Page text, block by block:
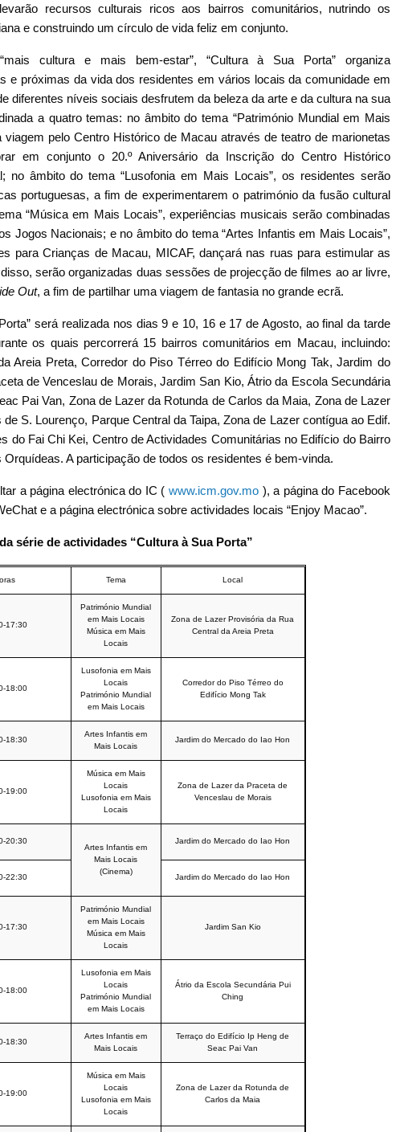
Lusofonia em Mais Locais
recursos culturais ricos aos bairros comunitários, nutrindo os
e construindo um círculo de vida feliz em conjunto.
cultura e mais bem-estar”, “Cultura à Sua Porta” organiza
e próximas da vida dos residentes em vários locais da comunidade em
diferentes níveis sociais desfrutem da beleza da arte e da cultura na sua
a quatro temas: no âmbito do tema “Património Mundial em Mais
pelo Centro Histórico de Macau através de teatro de marionetas
em conjunto o 20.º Aniversário da Inscrição do Centro Histórico
no âmbito do tema “Lusofonia em Mais Locais”, os residentes serão
portuguesas, a fim de experimentarem o património da fusão cultural
“Música em Mais Locais”, experiências musicais serão combinadas
Jogos Nacionais; e no âmbito do tema “Artes Infantis em Mais Locais”,
para Crianças de Macau, MICAF, dançará nas ruas para estimular as
serão organizadas duas sessões de projecção de filmes ao ar livre,
Out, a fim de partilhar uma viagem de fantasia no grande ecrã.
será realizada nos dias 9 e 10, 16 e 17 de Agosto, ao final da tarde
os quais percorrerá 15 bairros comunitários em Macau, incluindo:
Areia Preta, Corredor do Piso Térreo do Edifício Mong Tak, Jardim do
de Venceslau de Morais, Jardim San Kio, Átrio da Escola Secundária
Pai Van, Zona de Lazer da Rotunda de Carlos da Maia, Zona de Lazer
S. Lourenço, Parque Central da Taipa, Zona de Lazer contígua ao Edif.
do Fai Chi Kei, Centro de Actividades Comunitárias no Edifício do Bairro
A participação de todos os residentes é bem-vinda.
a página electrónica do IC (www.icm.gov.mo ), a página do Facebook
e a página electrónica sobre actividades locais “Enjoy Macao”.
série de actividades “Cultura à Sua Porta”
Tema Local
17:30
Património Mundial
em Mais Locais
Música em Mais
Locais
Zona de Lazer Provisória da Rua
Central da Areia Preta
18:00
Lusofonia em Mais
Locais
Património Mundial
em Mais Locais
Corredor do Piso Térreo do
Edifício Mong Tak
18:30
Artes Infantis em
Mais Locais
Jardim do Mercado do Iao Hon
19:00
Música em Mais
Locais
Lusofonia em Mais
Locais
Zona de Lazer da Praceta de
Venceslau de Morais
20:30
Artes Infantis em
Mais Locais
(Cinema)
Jardim do Mercado do Iao Hon
22:30 Jardim do Mercado do Iao Hon
17:30
Património Mundial
em Mais Locais
Música em Mais
Locais
Jardim San Kio
18:00
Lusofonia em Mais
Locais
Património Mundial
em Mais Locais
Átrio da Escola Secundária Pui
Ching
18:30
Artes Infantis em
Mais Locais
Terraço do Edifício Ip Heng de
Seac Pai Van
19:00
Música em Mais
Locais
Lusofonia em Mais
Locais
Zona de Lazer da Rotunda de
Carlos da Maia